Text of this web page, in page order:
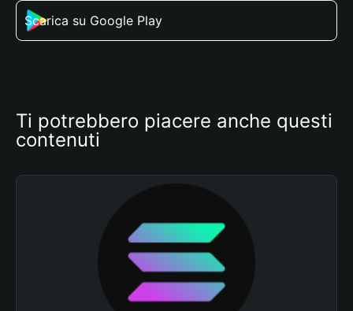
Scarica su Google Play
Ti potrebbero piacere anche questi
contenuti